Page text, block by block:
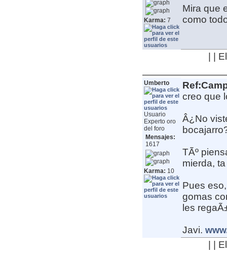
Karma: 7
Mira que
como
| |
Umberto
Usuario
Experto oro
del foro
Mensajes:
1617
Karma: 10
creo que
Â¿No
TÃº
mierda,
Pues
gomas
les
Javi.
| |